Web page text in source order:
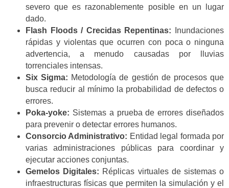
severo que es razonablemente posible en un lugar
dado.
Flash Floods / Crecidas Repentinas: Inundaciones
rápidas y violentas que ocurren con poca o ninguna
advertencia, a menudo causadas por lluvias
torrenciales intensas.
Six Sigma: Metodología de gestión de procesos que
busca reducir al mínimo la probabilidad de defectos o
errores.
Poka-yoke: Sistemas a prueba de errores diseñados
para prevenir o detectar errores humanos.
Consorcio Administrativo: Entidad legal formada por
varias administraciones públicas para coordinar y
ejecutar acciones conjuntas.
Gemelos Digitales: Réplicas virtuales de sistemas o
infraestructuras físicas que permiten la simulación y el